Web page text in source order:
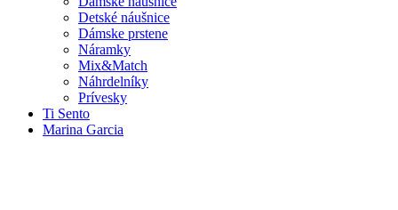
Detské náušnice
Dámske prstene
Náramky
Mix&Match
Náhrdelníky
Prívesky
Ti Sento
Marina Garcia